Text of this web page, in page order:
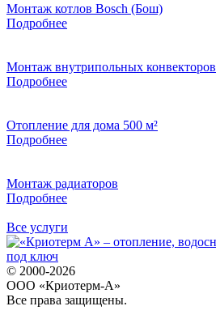
Монтаж котлов Bosch (Бош)
Подробнее
Монтаж внутрипольных конвекторов
Подробнее
Отопление для дома 500 м²
Подробнее
Монтаж радиаторов
Подробнее
Все услуги
© 2000-2026
ООО «Криотерм-А»
Все права защищены.